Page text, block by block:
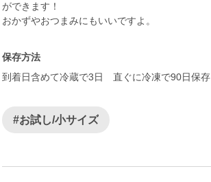
ができます！
おかずやおつまみにもいいですよ。
保存方法
到着日含めて冷蔵で3日 直ぐに冷凍で90日保存
#お試し/小サイズ